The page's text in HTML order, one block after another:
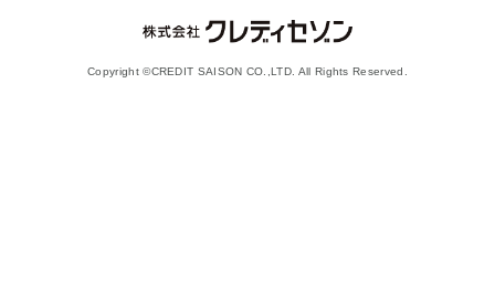
Copyright ©CREDIT SAISON CO.,LTD. All Rights Reserved.